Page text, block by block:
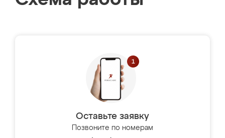
Оставьте заявку
Позвоните по номерам